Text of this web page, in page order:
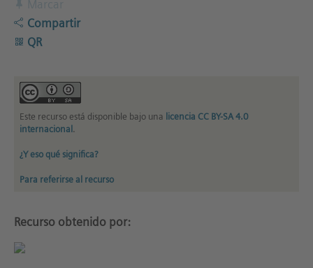
Compartir
QR
Este recurso está disponible bajo una licencia CC BY-SA 4.0
internacional.
¿Y eso qué significa?
Para referirse al recurso
Recurso obtenido por: